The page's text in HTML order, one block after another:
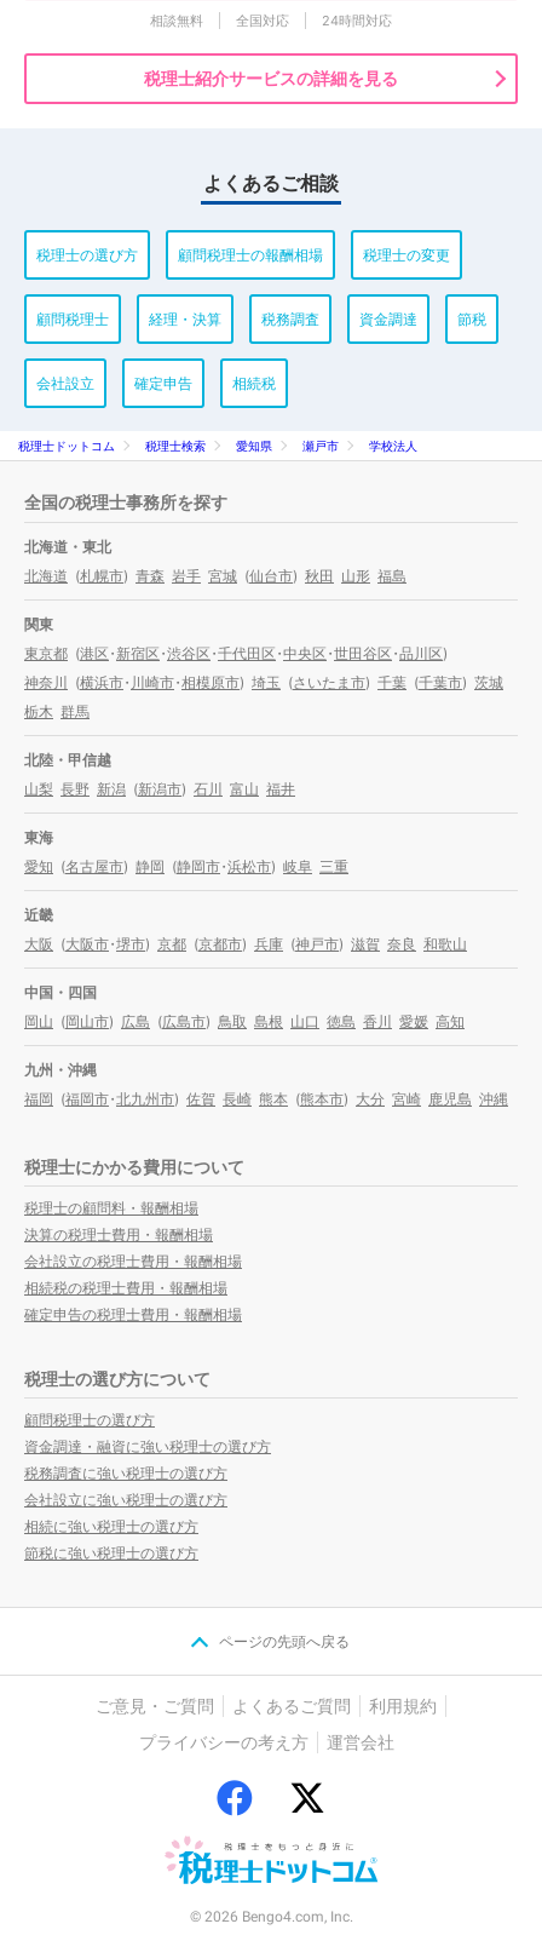
相談無料 全国対応 24時間対応
税理士紹介サービスの詳細を見る
よくあるご相談
税理士の選び方 顧問税理士の報酬相場 税理士の変更
顧問税理士 経理・決算 税務調査 資金調達 節税
会社設立 確定申告 相続税
税理士ドットコム 税理士検索 愛知県 瀬戸市 学校法人
全国の税理士事務所を探す
北海道・東北
北海道 (札幌市) 青森 岩手 宮城 (仙台市) 秋田 山形 福島
関東
東京都 (港区・新宿区・渋谷区・千代田区・中央区・世田谷区・品川区)
神奈川
(横浜市・川崎市・相模原市) 埼玉 (さいたま市) 千葉 (千葉市) 茨城
栃木 群馬
北陸・甲信越
山梨 長野 新潟 (新潟市) 石川 富山 福井
東海
愛知 (名古屋市) 静岡 (静岡市・浜松市) 岐阜 三重
近畿
大阪 (大阪市・堺市) 京都 (京都市) 兵庫 (神戸市) 滋賀 奈良 和歌山
中国・四国
岡山 (岡山市) 広島 (広島市) 鳥取 島根 山口 徳島 香川 愛媛 高知
九州・沖縄
福岡 (福岡市・北九州市) 佐賀 長崎 熊本 (熊本市) 大分 宮崎 鹿児島 沖縄
税理士にかかる費用について
税理士の顧問料・報酬相場
決算の税理士費用・報酬相場
会社設立の税理士費用・報酬相場
相続税の税理士費用・報酬相場
確定申告の税理士費用・報酬相場
税理士の選び方について
顧問税理士の選び方
資金調達・融資に強い税理士の選び方
税務調査に強い税理士の選び方
会社設立に強い税理士の選び方
相続に強い税理士の選び方
節税に強い税理士の選び方
ページの先頭へ戻る
ご意見・ご質問 よくあるご質問
利用規約
プライバシーの考え方
運営会社
© 2026 Bengo4.com, Inc.